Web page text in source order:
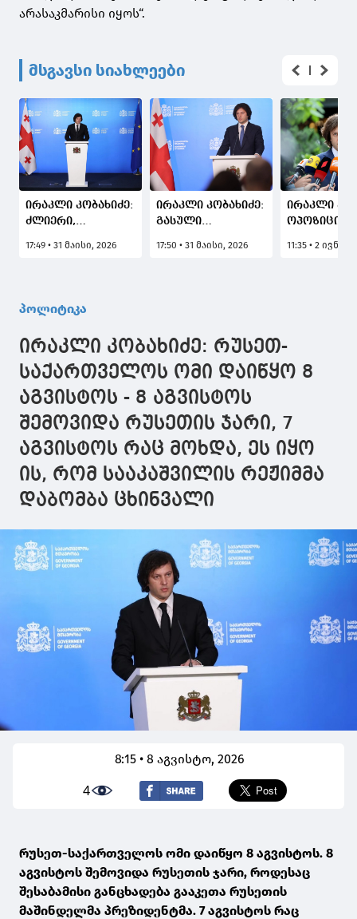
არასაკმარისი იყოს“.
მსგავსი სიახლეები
ირაკლი კობახიძე:
ძლიერი,
ორიენტირებული
ძლიერების
პოლიციის
ინსტიტუციური
გაძლიერება და
პოლიციელის
შრომის დაფასება
მთავრობის
პრიორიტეტად
17:49 • 31 მაისი, 2026
ირაკლი კობახიძე:
გასული
იყო გამოწვევებით
სახელმწიფომ
წარმატებით
აღკვეთა
ხელისუფლების
გადატრიალების
რამდენიმე
ძალადობრივი
17:50 • 31 მაისი, 2026
ირაკლი
ოპოზიცია
ასეთი
სისუსტის
ლოგიკურია
11:35 • 2
პოლიტიკა
ირაკლი კობახიძე: რუსეთ-
საქართველოს ომი დაიწყო 8
აგვისტოს - 8 აგვისტოს
შემოვიდა რუსეთის ჯარი, 7
აგვისტოს რაც მოხდა, ეს იყო
ის, რომ სააკაშვილის რეჟიმმა
დაბომბა ცხინვალი
8:15 • 8 აგვისტო, 2026
4
რუსეთ-საქართველოს ომი დაიწყო 8 აგვისტოს. 8
აგვისტოს შემოვიდა რუსეთის ჯარი, როდესაც
შესაბამისი განცხადება გააკეთა რუსეთის
მაშინდელმა პრეზიდენტმა. 7 აგვისტოს რაც